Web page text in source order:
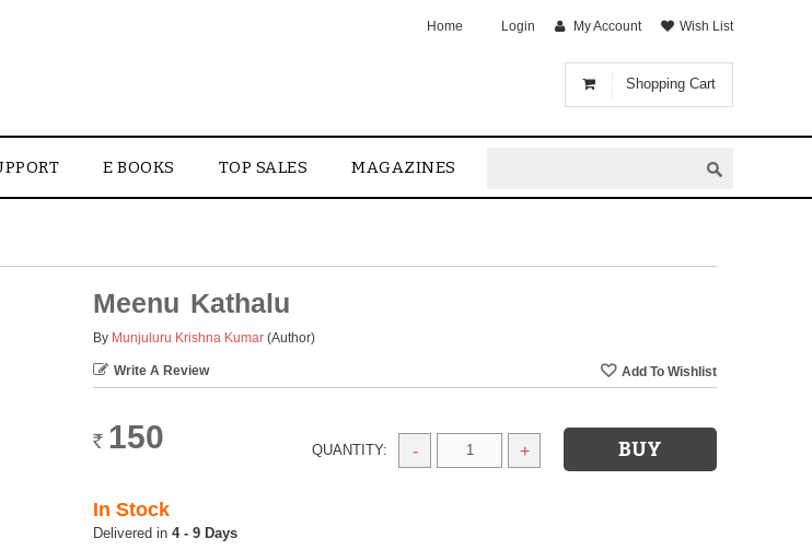
Shopping Cart
Home Login My Account Wish List
E BOOKS TOP SALES MAGAZINES
Meenu Kathalu
By Munjuluru Krishna Kumar (Author)
Write A Review
Rs. 150 QUANTITY: - +
In Stock
4 - 9 Days